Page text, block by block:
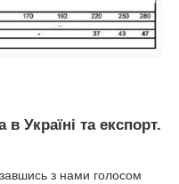
Україні та експорт.
з нами голосом